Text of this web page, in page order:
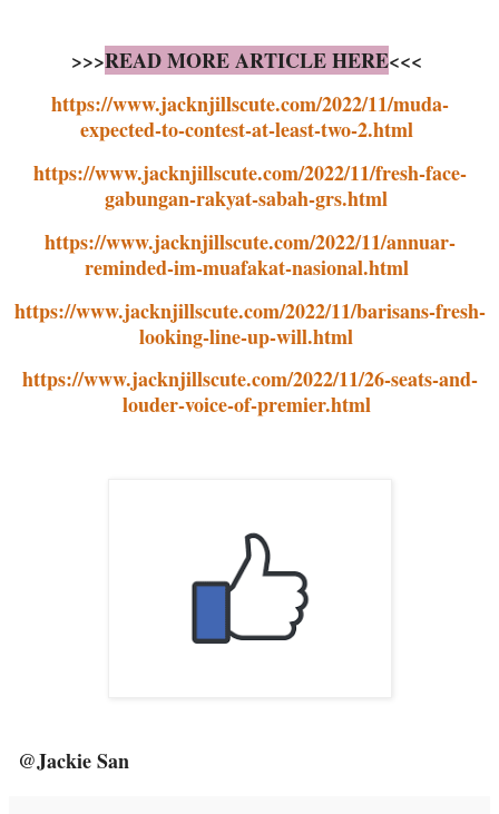
>>>READ MORE ARTICLE HERE<<<
https://www.jacknjillscute.com/2022/11/muda-
expected-to-contest-at-least-two-2.html
https://www.jacknjillscute.com/2022/11/fresh-face-
gabungan-rakyat-sabah-grs.html
https://www.jacknjillscute.com/2022/11/annuar-
reminded-im-muafakat-nasional.html
https://www.jacknjillscute.com/2022/11/barisans-fresh-
looking-line-up-will.html
https://www.jacknjillscute.com/2022/11/26-seats-and-
louder-voice-of-premier.html
@Jackie San